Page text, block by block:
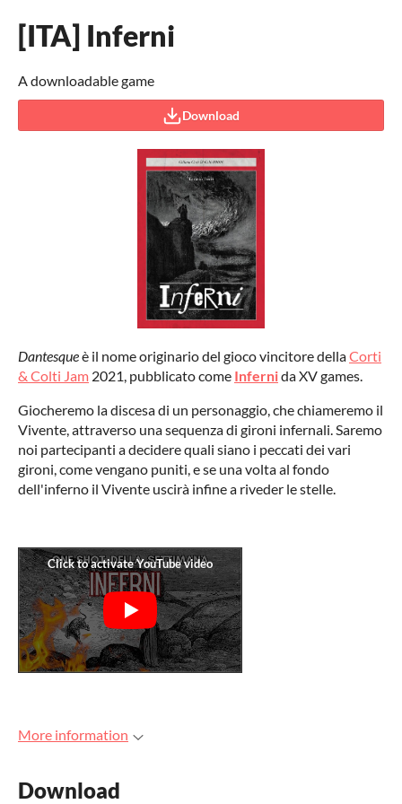
[ITA] Inferni
A downloadable game
Download
Dantesqueè il nome originario del gioco vincitore dellaCorti
& Colti Jam 2021, pubblicato come Infernida XV games.
Giocheremo la discesa di un personaggio, che chiameremo il
Vivente, attraverso una sequenza di gironi infernali. Saremo
noi partecipanti a decidere quali siano i peccati dei vari
gironi, come vengano puniti, e se una volta al fondo
dell'inferno il Vivente uscirà infine a riveder le stelle.
More information
Download